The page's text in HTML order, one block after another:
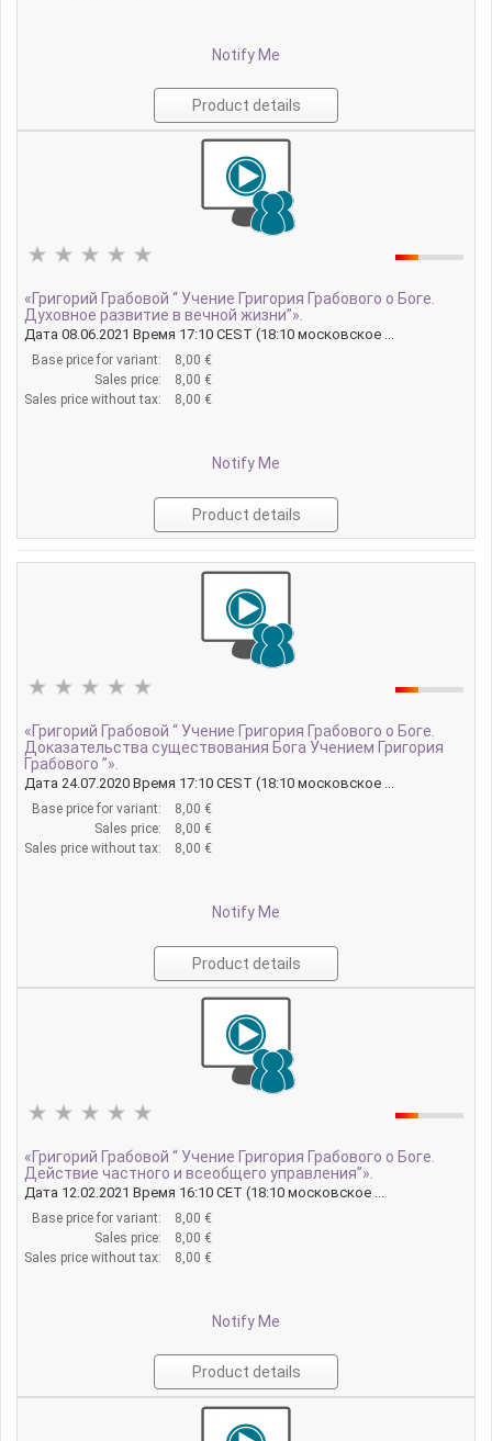
Notify Me
Product details
«Григорий Грабовой “ Учение Григория Грабового о Боге.
Духовное развитие в вечной жизни”».
Дата 08.06.2021 Время 17:10 CEST (18:10 московское ...
Base price for variant:
8,00 €
Sales price:
8,00 €
Sales price without tax:
8,00 €
Notify Me
Product details
«Григорий Грабовой “ Учение Григория Грабового о Боге.
Доказательства существования Бога Учением Григория
Грабового ”».
Дата 24.07.2020 Время 17:10 CEST (18:10 московское ...
Base price for variant:
8,00 €
Sales price:
8,00 €
Sales price without tax:
8,00 €
Notify Me
Product details
«Григорий Грабовой “ Учение Григория Грабового о Боге.
Действие частного и всеобщего управления”».
Дата 12.02.2021 Время 16:10 CET (18:10 московское ...
Base price for variant:
8,00 €
Sales price:
8,00 €
Sales price without tax:
8,00 €
Notify Me
Product details